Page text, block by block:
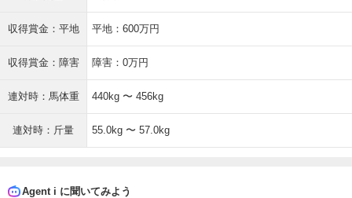
収得賞金：平地 平地：600万円
収得賞金：障害 障害：0万円
連対時：馬体重 440kg 〜 456kg
連対時：斤量 55.0kg 〜 57.0kg
Agent i に聞いてみよう